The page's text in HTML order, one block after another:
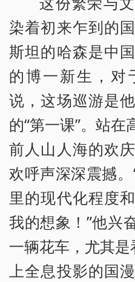
染着初来乍到的
斯坦的哈森是中
的博一新生，对
说，这场巡游是
的“第一课”。站
前人山人海的欢
欢呼声深深震撼
里的现代化程度
我的想象！”他兴
一辆花车，尤其是
上全息投影的国